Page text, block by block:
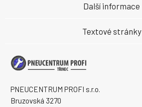
PNEUCENTRUM PROFI s.r.o.
Bruzovská 3270
Další informace
Textové stránky